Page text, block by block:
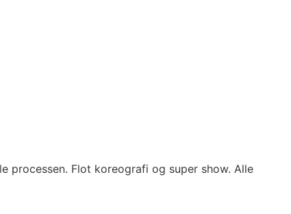
processen. Flot koreografi og super show. Alle